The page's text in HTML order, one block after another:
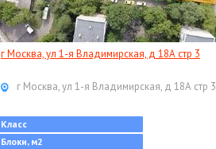
г Москва, ул 1-я Владимирская, д 18А стр 3
г Москва, ул 1-я Владимирская, д 18А стр 3
Класс
Блоки, м2